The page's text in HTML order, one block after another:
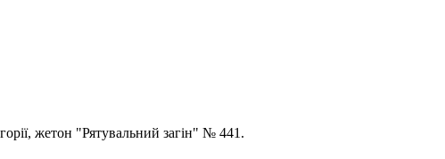
жетон "Рятувальний загін" № 441.